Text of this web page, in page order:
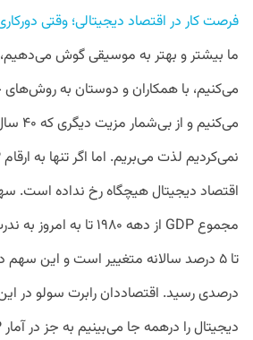
فرصت کار در اقتصاد دیجیتالی؛ وقتی
ما بیشتر و بهتر به موسیقی گوش
می‌کنیم، با همکاران و دوستان به روش‌های
اقتصاد دیجیتال هیچگاه رخ نداده است.
درصدی رسید. اقتصاد‌دان رابرت سولو در
دیجیتال را درهمه جا می‌بینیم به جز در آمار GDP.